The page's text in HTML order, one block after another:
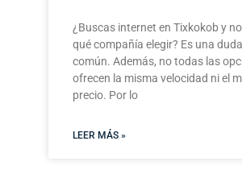
¿Buscas internet en Tixkokob y
qué compañía elegir? Es una
común. Además, no todas las
ofrecen la misma velocidad ni el
precio. Por lo
LEER MÁS »